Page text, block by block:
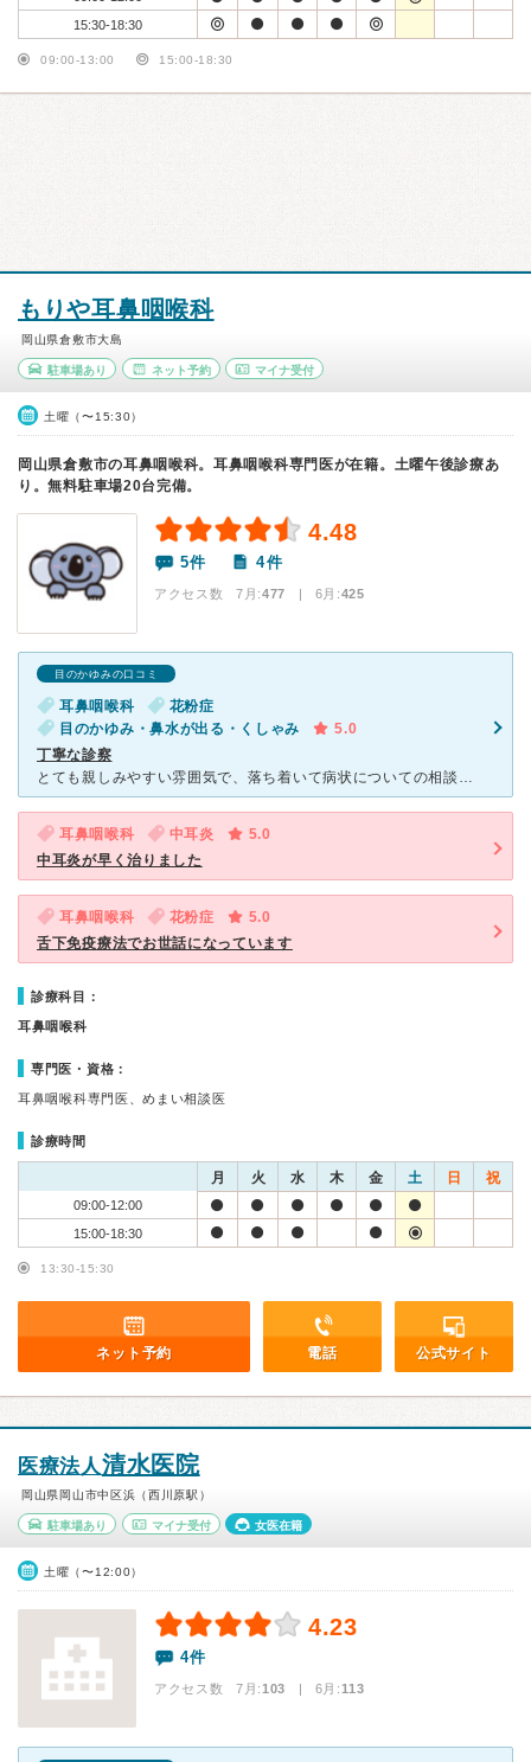
15:30-18:30
09:00-13:00 15:00-18:30
もりや耳鼻咽喉科
岡山県倉敷市大島
駐車場あり ネット予約 マイナ受付
土曜（〜15:30）
岡山県倉敷市の耳鼻咽喉科。耳鼻咽喉科専門医が在籍。土曜午後診療あ
り。無料駐車場20台完備。
4.48
5件 4件
アクセス数 7月:477 | 6月:425
目のかゆみの口コミ
耳鼻咽喉科
花粉症
目のかゆみ・鼻水が出る・くしゃみ
5.0
丁寧な診察
とても親しみやすい雰囲気で、落ち着いて病状についての相談ができます。確かに待ち時間は長いですが、ネット予約を利用すれば比較的早く診てもらうことができるためあまり苦になりません。看護師さんや受付のスタッ
耳鼻咽喉科 中耳炎
5.0
中耳炎が早く治りました
耳鼻咽喉科 花粉症
5.0
舌下免疫療法でお世話になっています
診療科目：
耳鼻咽喉科
専門医・資格：
耳鼻咽喉科専門医、めまい相談医
診療時間
月 火 水 木 金 土 日 祝
09:00-12:00
15:00-18:30
13:30-15:30
ネット予約 電話 公式サイト
医療法人清水医院
岡山県岡山市中区浜（西川原駅）
駐車場あり マイナ受付 女医在籍
土曜（〜12:00）
4.23
4件
アクセス数 7月:103 | 6月:113